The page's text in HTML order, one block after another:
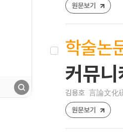
원문보기
학술논
커뮤
김용호 言論文化
원문보기